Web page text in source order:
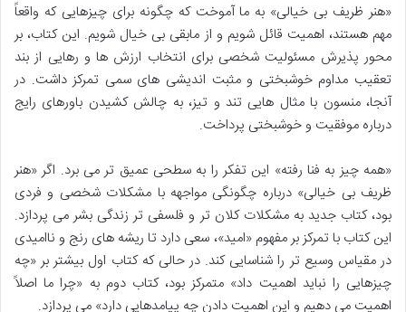
«هنر ظریف بی خیالی» به ما آموخت که چگونه برای چیزهایی که واقعاً
مهم هستند، اهمیت قائل شویم و از مابقی بی خیال شویم. این کتاب، بر
محور پذیرش مسئولیت شخصی برای انتخاب ارزش ها و رهایی از بند
تعقیب مداوم خوشبختی و مثبت اندیشی های سمی تمرکز داشت. در
آنجا، منسون با مثال هایی تند و تیز، به چالش کشیدن باورهای رایج
درباره موفقیت و خوشبختی پرداخت.
«همه چیز به فنا رفته» این تفکر را به سطحی عمیق تر می برد. اگر «هنر
ظریف بی خیالی» درباره چگونگی مواجهه با مشکلات شخصی و فردی
بود، کتاب جدید به مشکلات کلان تر و فلسفی تر زندگی بشر می پردازد.
این کتاب با تمرکز بر مفهوم «امید»، سعی دارد تا ریشه های رنج و ناامیدی
در مقیاس وسیع تر را شناسایی کند. در حالی که کتاب اول بیشتر بر «چه
چیزهایی را نباید اهمیت داد» متمرکز بود، کتاب دوم به «چرا ما اصلاً
اهمیت می دهیم و این اهمیت دادن چه پیامدهایی دارد» می پردازد.